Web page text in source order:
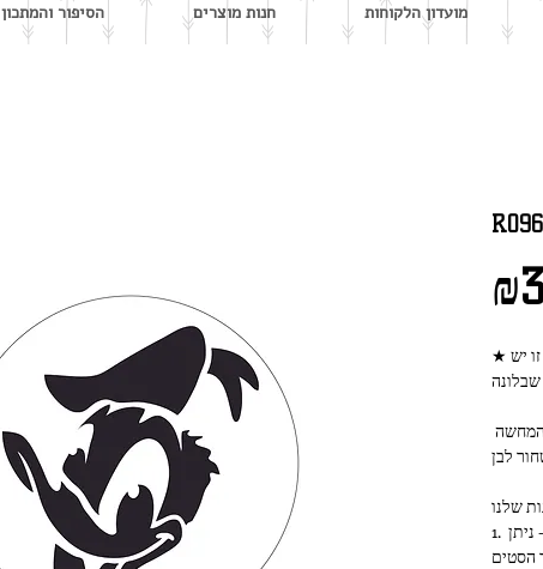
הסיפור והמתכון חנות מוצרים מועדון הלקוחות
שבלונה
1. סט של 4 רגליים לתוצאה מושלמת ומדוייקת- ניתן
הסטים